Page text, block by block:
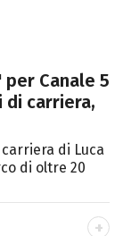
Canale 5
di carriera,
di Luca
di oltre 20